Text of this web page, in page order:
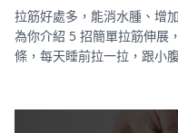
拉筋好處多，能消水腫、增
為你介紹 5 招簡單拉筋伸展
條，每天睡前拉一拉，跟小